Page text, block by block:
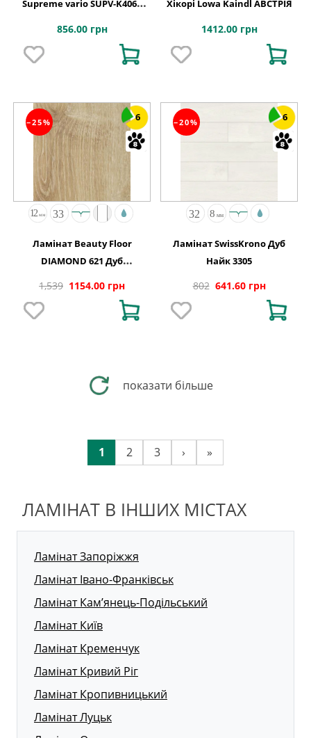
Supreme vario SUPV-K406P
856.00 грн
Хікорі Lowa Kaindl АВСТРІЯ
1412.00 грн
−25% 6
Ламінат Beauty Floor
DIAMOND 621 Дуб
1,539 1154.00 грн
−20% 6
Ламінат SwissKrono Дуб
Найк 3305
802 641.60 грн
показати більше
1 2 3 › »
ЛАМІНАТ В ІНШИХ МІСТАХ
Ламінат Запоріжжя
Ламінат Івано-Франківськ
Ламінат Кам’янець-Подільський
Ламінат Київ
Ламінат Кременчук
Ламінат Кривий Ріг
Ламінат Кропивницький
Ламінат Луцьк